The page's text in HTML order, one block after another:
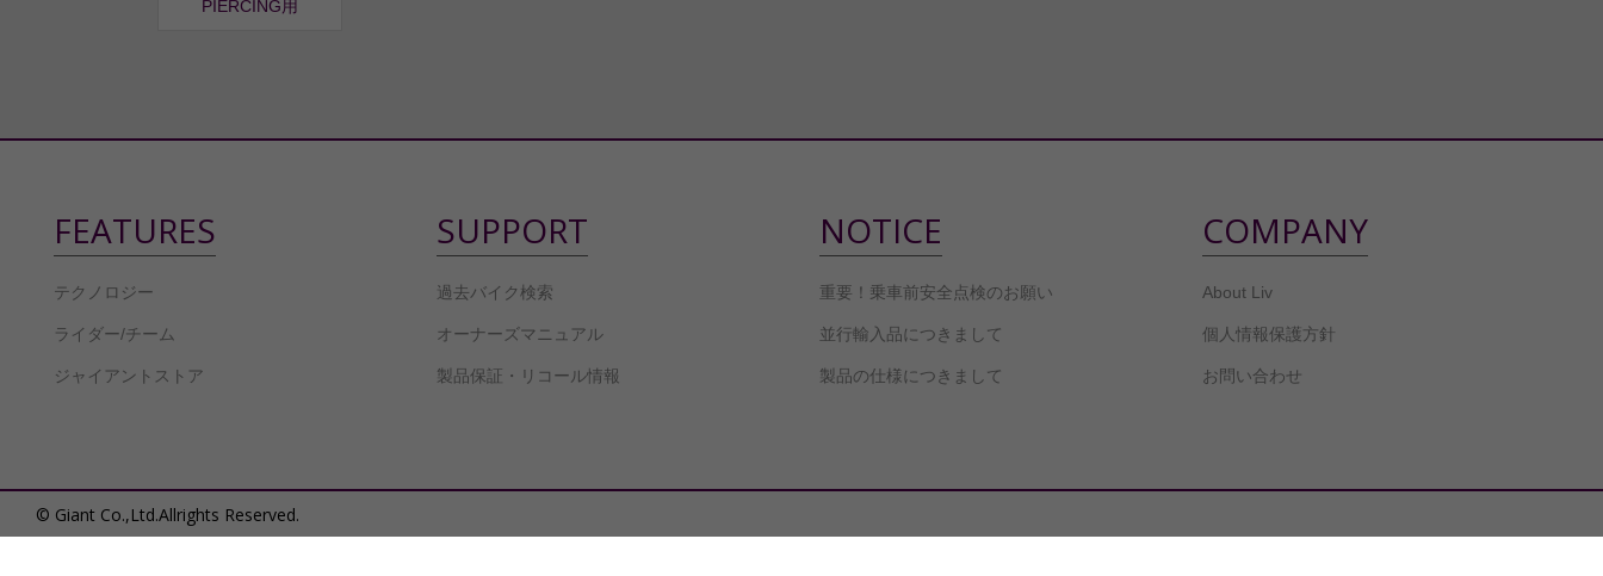
PIERCING用
FEATURES
テクノロジー
ライダー/チーム
ジャイアントストア
SUPPORT
過去バイク検索
オーナーズマニュアル
製品保証・リコール情報
NOTICE
重要！乗車前安全点検のお願い
並行輸入品につきまして
製品の仕様につきまして
COMPANY
About Liv
個人情報保護方針
お問い合わせ
© Giant Co.,Ltd.Allrights Reserved.